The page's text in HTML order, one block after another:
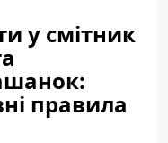
у смітник
правила